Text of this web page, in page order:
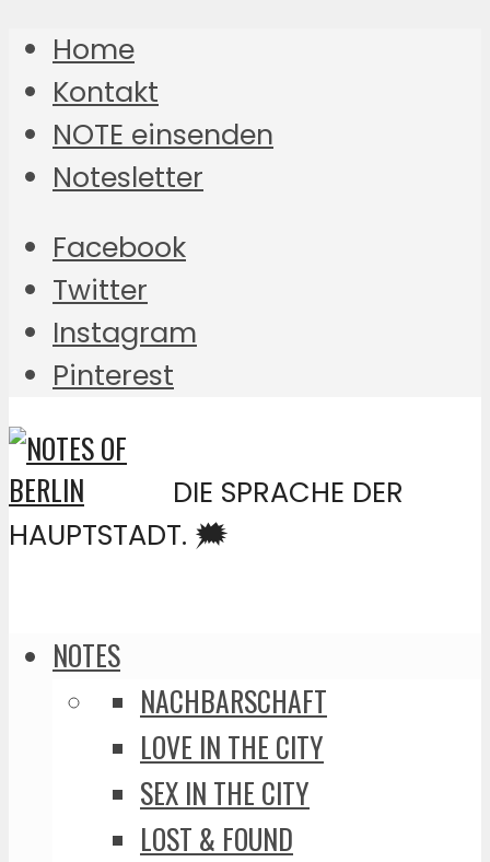
Home
Kontakt
NOTE einsenden
Notesletter
Facebook
Twitter
Instagram
Pinterest
DIE SPRACHE DER
HAUPTSTADT. 🗯️
NOTES
NACHBARSCHAFT
LOVE IN THE CITY
SEX IN THE CITY
LOST & FOUND